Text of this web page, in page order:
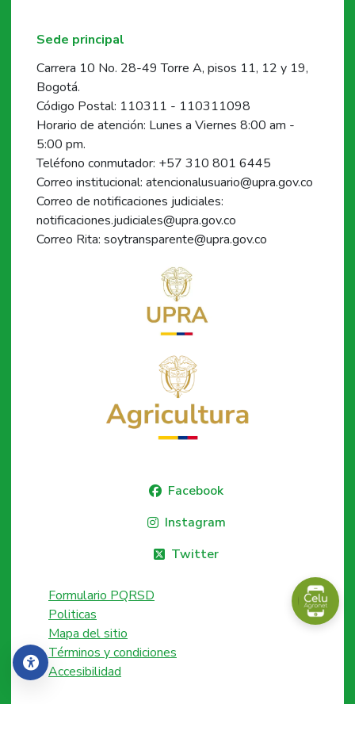
Accesibilidad
Sede principal
Carrera 10 No. 28-49 Torre A, pisos 11, 12 y 19,
Bogotá.
Código Postal: 110311 - 110311098
Horario de atención: Lunes a Viernes 8:00 am -
5:00 pm.
Teléfono conmutador: +57 310 801 6445
Correo institucional: atencionalusuario@upra.gov.co
Correo de notificaciones judiciales:
notificaciones.judiciales@upra.gov.co
Correo Rita: soytransparente@upra.gov.co
Facebook
Instagram
Twitter
Formulario PQRSD
Politicas
Mapa del sitio
Términos y condiciones
Accesibilidad